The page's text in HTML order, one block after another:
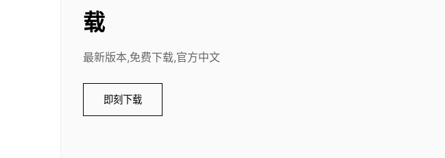
载
最新版本,免费下载,官方中文
即刻下载